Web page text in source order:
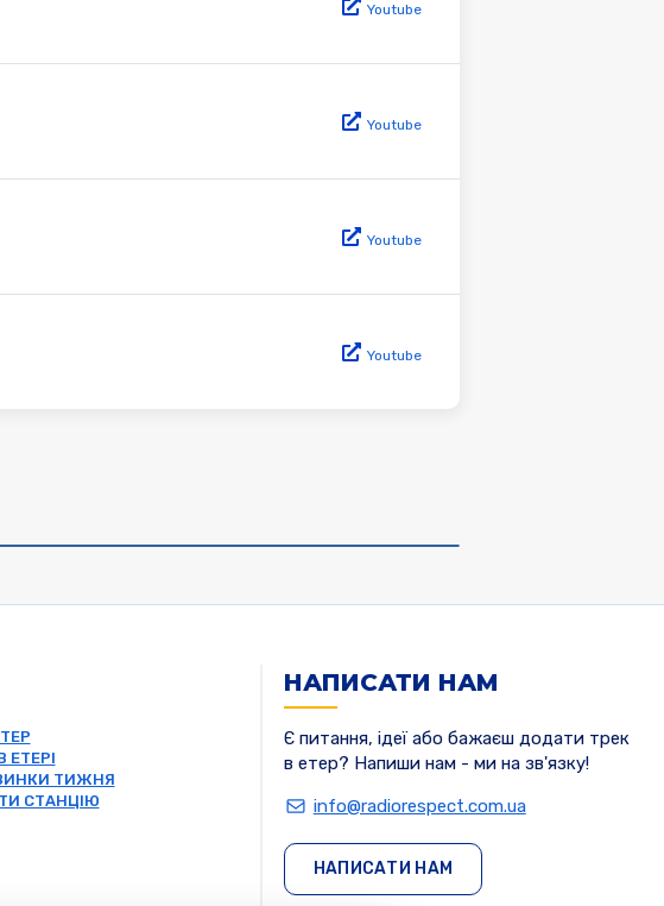
Youtube
Youtube
Youtube
Youtube
ЕТЕРІ
ТИЖНЯ
СТАНЦІЮ
НАПИСАТИ НАМ
Є питання, ідеї або бажаєш додати трек
в етер? Напиши нам - ми на зв'язку!
info@radiorespect.com.ua
НАПИСАТИ НАМ